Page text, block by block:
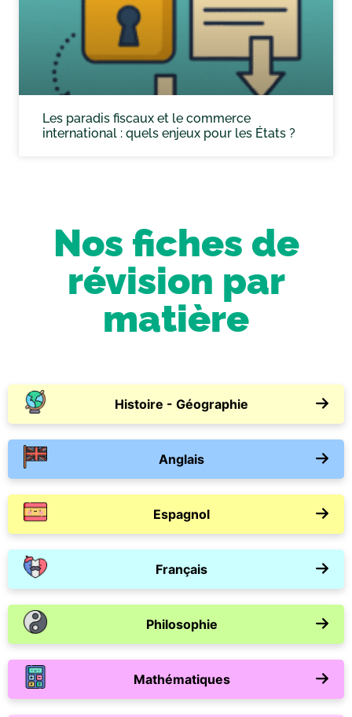
Les paradis fiscaux et le commerce
international : quels enjeux pour les États ?
Nos fiches de
révision par
matière
Histoire - Géographie
Anglais
Espagnol
Français
Philosophie
Mathématiques